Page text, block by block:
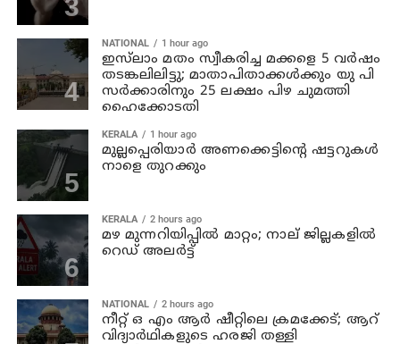
NATIONAL 1 hour ago
ഇസ്‍ലാം മതം സ്വീകരിച്ച മക്കളെ 5 വർഷം
തടങ്കലിലിട്ടു; മാതാപിതാക്കൾക്കും യു പി
സർക്കാരിനും 25 ലക്ഷം പിഴ ചുമത്തി
ഹൈക്കോടതി
KERALA 1 hour ago
മുല്ലപ്പെരിയാര്‍ അണക്കെട്ടിന്റെ ഷട്ടറുകള്‍
നാളെ തുറക്കും
KERALA 2 hours ago
മഴ മുന്നറിയിപ്പില്‍ മാറ്റം; നാല് ജില്ലകളില്‍
റെഡ് അലര്‍ട്ട്
NATIONAL 2 hours ago
നീറ്റ് ഒ എം ആര്‍ ഷീറ്റിലെ ക്രമക്കേട്; ആറ്
വിദ്യാര്‍ഥികളുടെ ഹരജി തള്ളി